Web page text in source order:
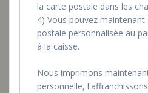
la carte postale dans les
4) Vous pouvez
postale personnalisée au
à la caisse.
Nous imprimons
personnelle,